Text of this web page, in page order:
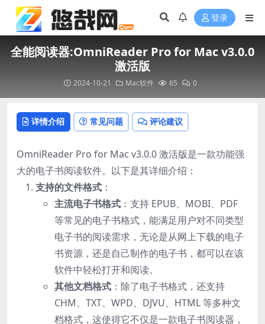
登录
全能阅读器:OmniReader Pro for Mac v3.0.0
激活版
2024-10-21 Mac软件 65 0
详情介绍 常见问题 评论建议
OmniReader Pro for Mac v3.0.0 激活版是一款功能强
大的电子书阅读软件。以下是其详细介绍：
支持的文件格式 ：
主流电子书格式 ：支持 EPUB、MOBI、PDF
等常见的电子书格式，能满足用户对不同类型
电子书的阅读需求，无论是从网上下载的电子
书资源，还是自己制作的电子书，都可以在该
软件中轻松打开和阅读。
其他文档格式 ：除了电子书格式，还支持
CHM、TXT、WPD、DJVU、HTML 等多种文
档格式，这使得它不仅是一款电子书阅读器，